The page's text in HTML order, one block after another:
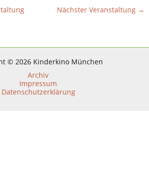
Nächster Veranstaltung →
© 2026 Kinderkino München
Archiv
Impressum
Datenschutzerklärung